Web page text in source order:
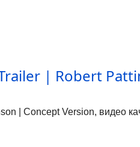
| Robert
| Concept Version, видео